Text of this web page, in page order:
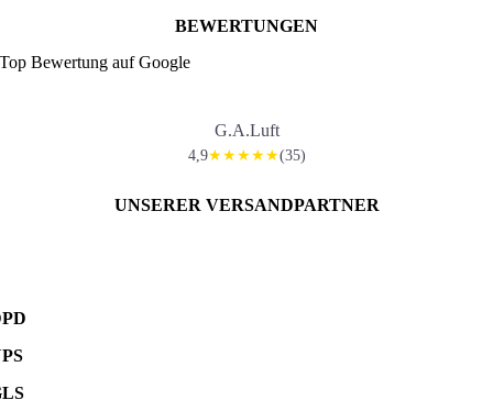
BEWERTUNGEN
Top Bewertung auf Google
G.A.Luft
4,9★★★★★(35)
UNSERER VERSANDPARTNER